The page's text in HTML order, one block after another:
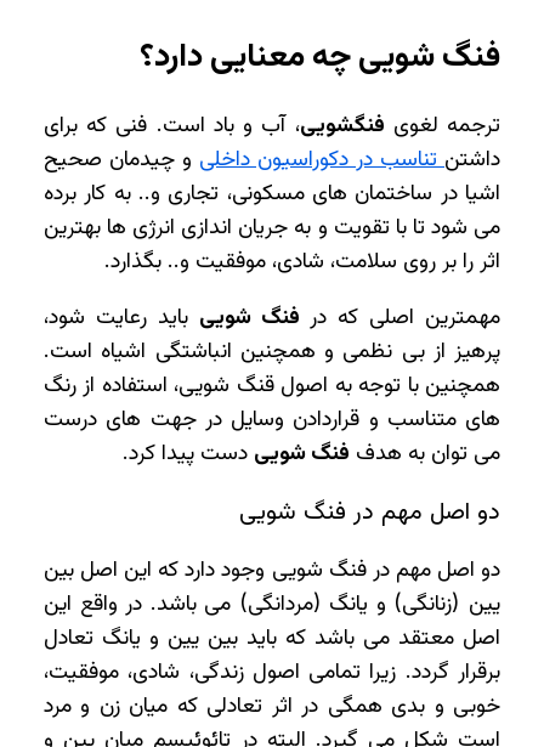
فنگ شویی چه معنایی دارد؟
ترجمه لغوی فنگشویی، آب و باد است. فنی که برای
داشتن تناسب در دکوراسیون داخلی
و چیدمان صحیح
اشیا در ساختمان ‌های مسکونی، تجاری و.. به کار برده
می‌ شود تا با تقویت و به جریان اندازی انرژی ‌ها بهترین
اثر را بر روی سلامت، شادی، موفقیت و.. بگذارد.
مهمترین اصلی که در فنگ شویی
باید رعایت شود،
پرهیز از بی ‌نظمی و همچنین انباشتگی اشیاه است.
همچنین با توجه به اصول قنگ شویی، استفاده از رنگ
های متناسب و قراردادن وسایل در جهت های درست
می توان به هدف فنگ شویی دست پیدا کرد.
دو اصل مهم در فنگ شویی
دو اصل مهم در فنگ شویی وجود دارد که این اصل بین
یین (زنانگی) و یانگ (مردانگی) می باشد. در واقع این
اصل معتقد می باشد که باید بین یین و یانگ تعادل
برقرار گردد. زیرا تمامی اصول زندگی، شادی، موفقیت،
خوبی و بدی همگی در اثر تعادلی که میان زن و مرد
است شکل می گیرد. البته در تائوئیسم میان یین و